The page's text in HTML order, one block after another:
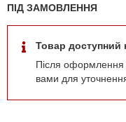
ПІД ЗАМОВЛЕННЯ
Товар доступний
Після оформлення
вами для